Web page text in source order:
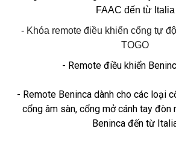
FAAC đến từ Italia
- Khóa remote điều khiển cổng tự
TOGO
- Remote điều khiển
- Remote Beninca dành cho các loại
cổng âm sàn, cổng mở cánh tay đòn
Beninca đến từ